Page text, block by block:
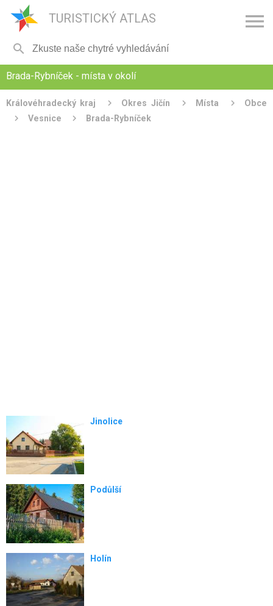
TURISTICKÝ ATLAS 

Brada-Rybníček - místa v okolí
Královéhradecký kraj Okres Jičín Místa
Obce
Vesnice
Brada-Rybníček
Jinolice
Podůlší
Holín